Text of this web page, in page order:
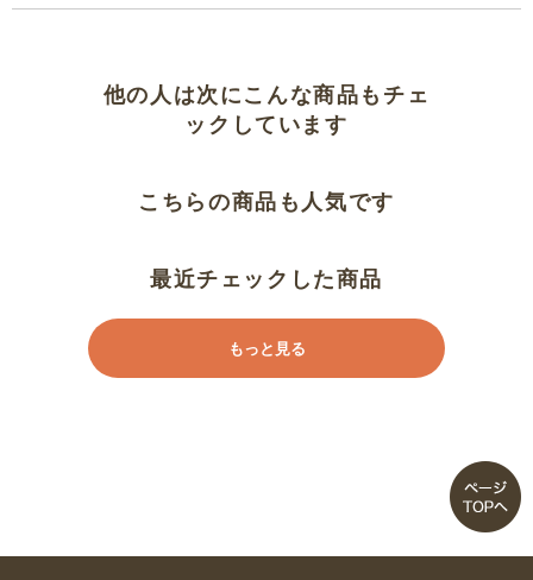
他の人は次にこんな商品もチェ
ックしています
こちらの商品も人気です
最近チェックした商品
もっと見る